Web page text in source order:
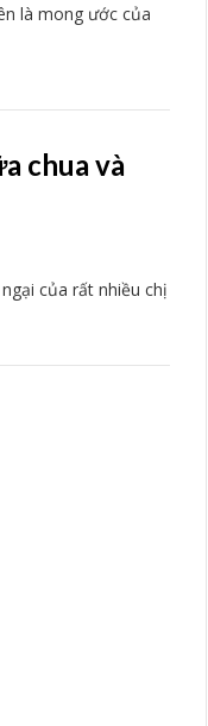
là mong ước của
chua và
của rất nhiều chị